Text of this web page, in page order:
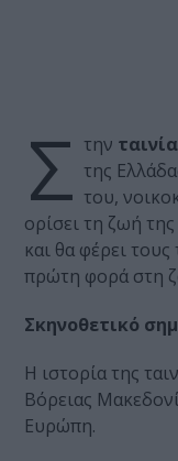
Σ την
της
του,
ορίσει τη ζωή
και θα φέρει
πρώτη φορά στη
Σκηνοθετικό
Η ιστορία της
Βόρειας
Ευρώπη.